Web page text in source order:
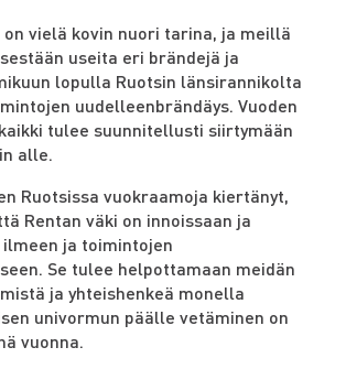
on vielä kovin nuori tarina, ja meillä
useita eri brändejä ja
lopulla Ruotsin länsirannikolta
uudelleenbrändäys. Vuoden
tulee suunnitellusti siirtymään
alle.
Ruotsissa vuokraamoja kiertänyt,
Rentan väki on innoissaan ja
ja toimintojen
Se tulee helpottamaan meidän
ja yhteishenkeä monella
univormun päälle vetäminen on
vuonna.